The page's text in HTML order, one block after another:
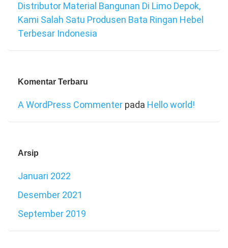
Distributor Material Bangunan Di Limo Depok,
Kami Salah Satu Produsen Bata Ringan Hebel
Terbesar Indonesia
Komentar Terbaru
A WordPress Commenter pada Hello world!
Arsip
Januari 2022
Desember 2021
September 2019